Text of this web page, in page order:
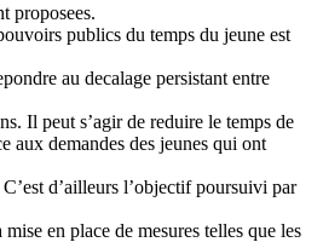
proposees.
publics du temps du jeune est
au decalage persistant entre
Il peut s’agir de reduire le temps de
aux demandes des jeunes qui ont
d’ailleurs l’objectif poursuivi par
en place de mesures telles que les